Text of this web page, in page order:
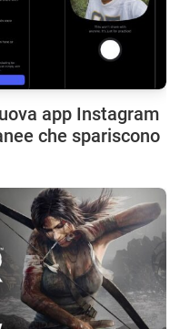
app Instagram
che spariscono